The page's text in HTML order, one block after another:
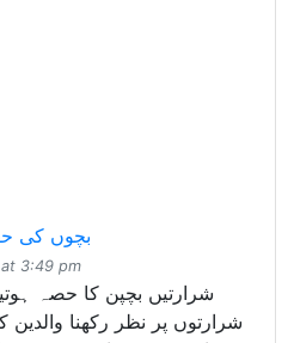
بچوں کی
3:49 pm
شرارتیں بچپن کا حصہ
شرارتوں پر نظر رکھنا